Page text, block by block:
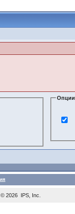
Опции
© 2026 IPS, Inc